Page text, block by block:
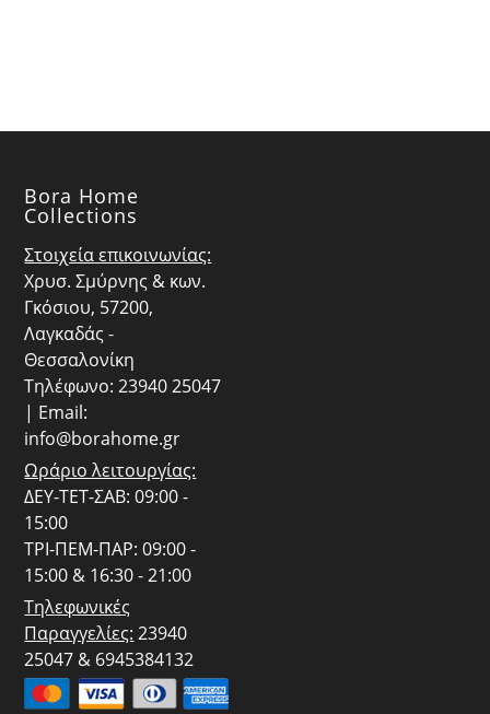
Bora Home
Collections
Στοιχεία επικοινωνίας:
Χρυσ. Σμύρνης & κων.
Γκόσιου, 57200,
Λαγκαδάς -
Θεσσαλονίκη
Τηλέφωνο: 23940 25047
| Email:
info@borahome.gr
Ωράριο λειτουργίας:
ΔΕΥ-ΤΕΤ-ΣΑΒ: 09:00 -
15:00
ΤΡΙ-ΠΕΜ-ΠΑΡ: 09:00 -
15:00 & 16:30 - 21:00
Τηλεφωνικές
Παραγγελίες: 23940
25047 & 6945384132